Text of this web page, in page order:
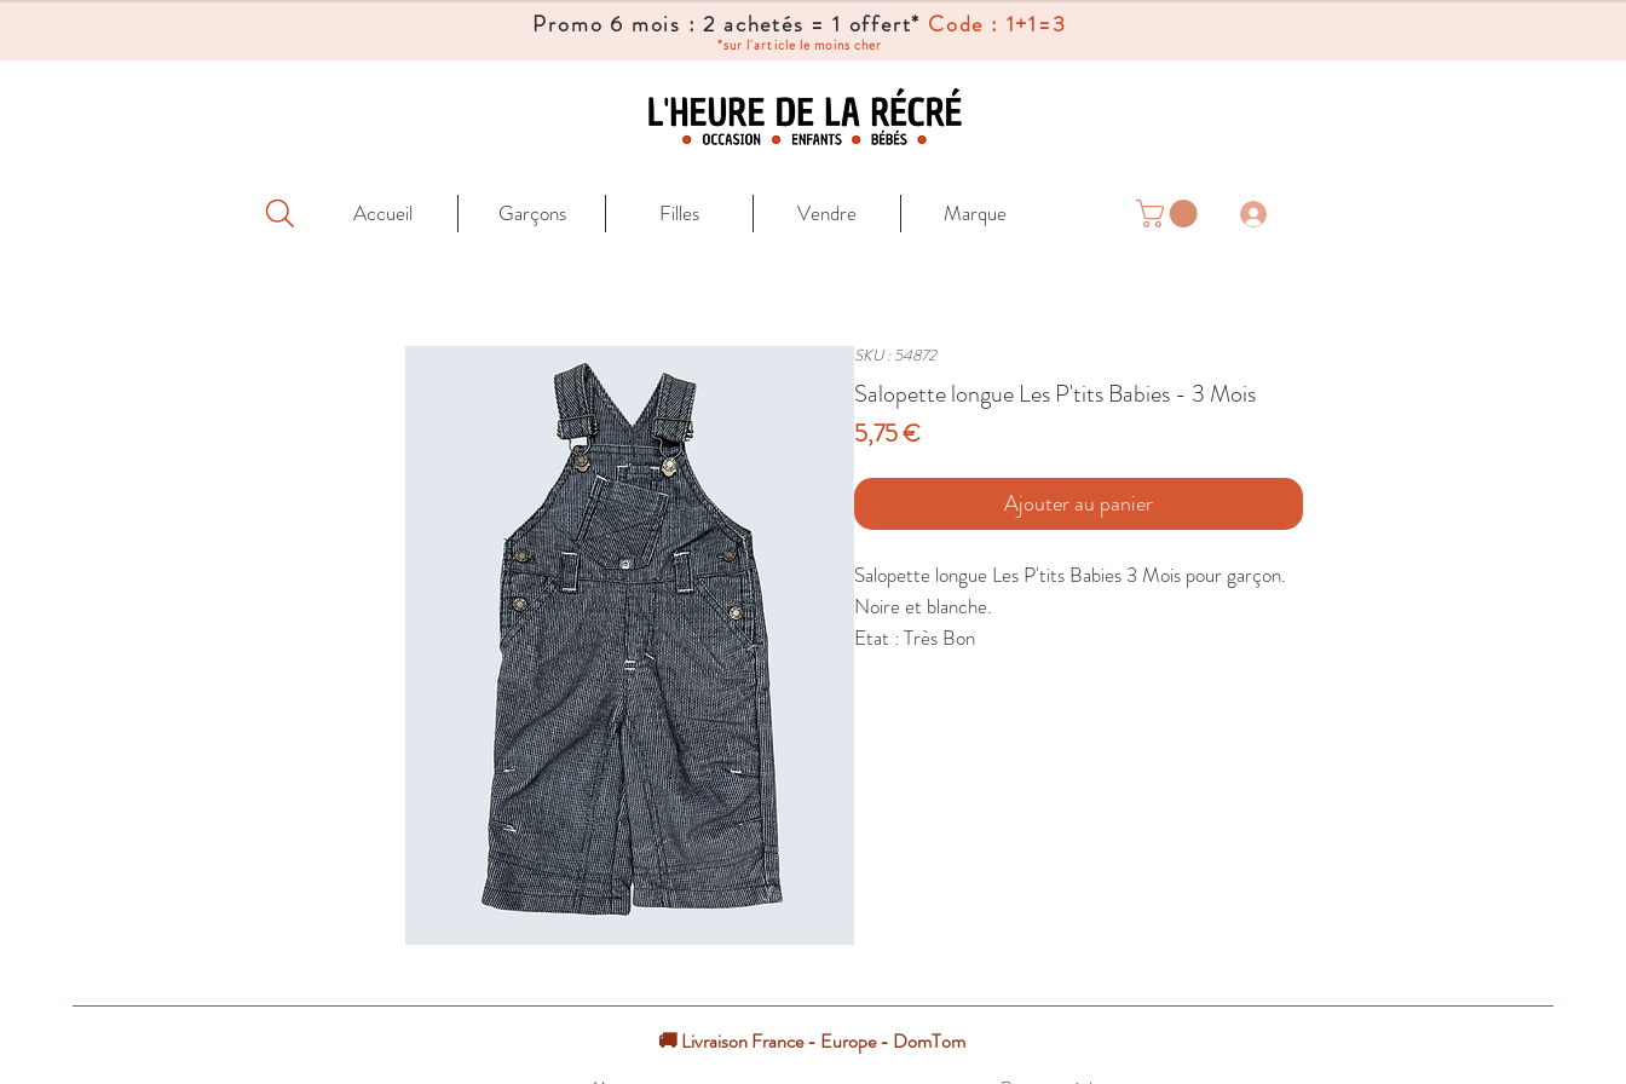
Promo 6 mois : 2 achetés = 1 offert* Code : 1+1=3
*sur l'article le moins cher
Accueil Garçons Filles Vendre Marque
SKU : 54872
Salopette longue Les P'tits Babies - 3 Mois
5,75 €Prix
Ajouter au panier
Salopette longue Les P'tits Babies 3 Mois pour garçon.
Noire et blanche.
Etat : Très Bon
🚚 Livraison France - Europe - DomTom